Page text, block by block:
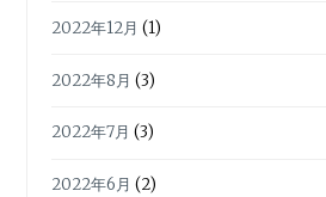
2022年12月 (1)
2022年8月 (3)
2022年7月 (3)
2022年6月 (2)